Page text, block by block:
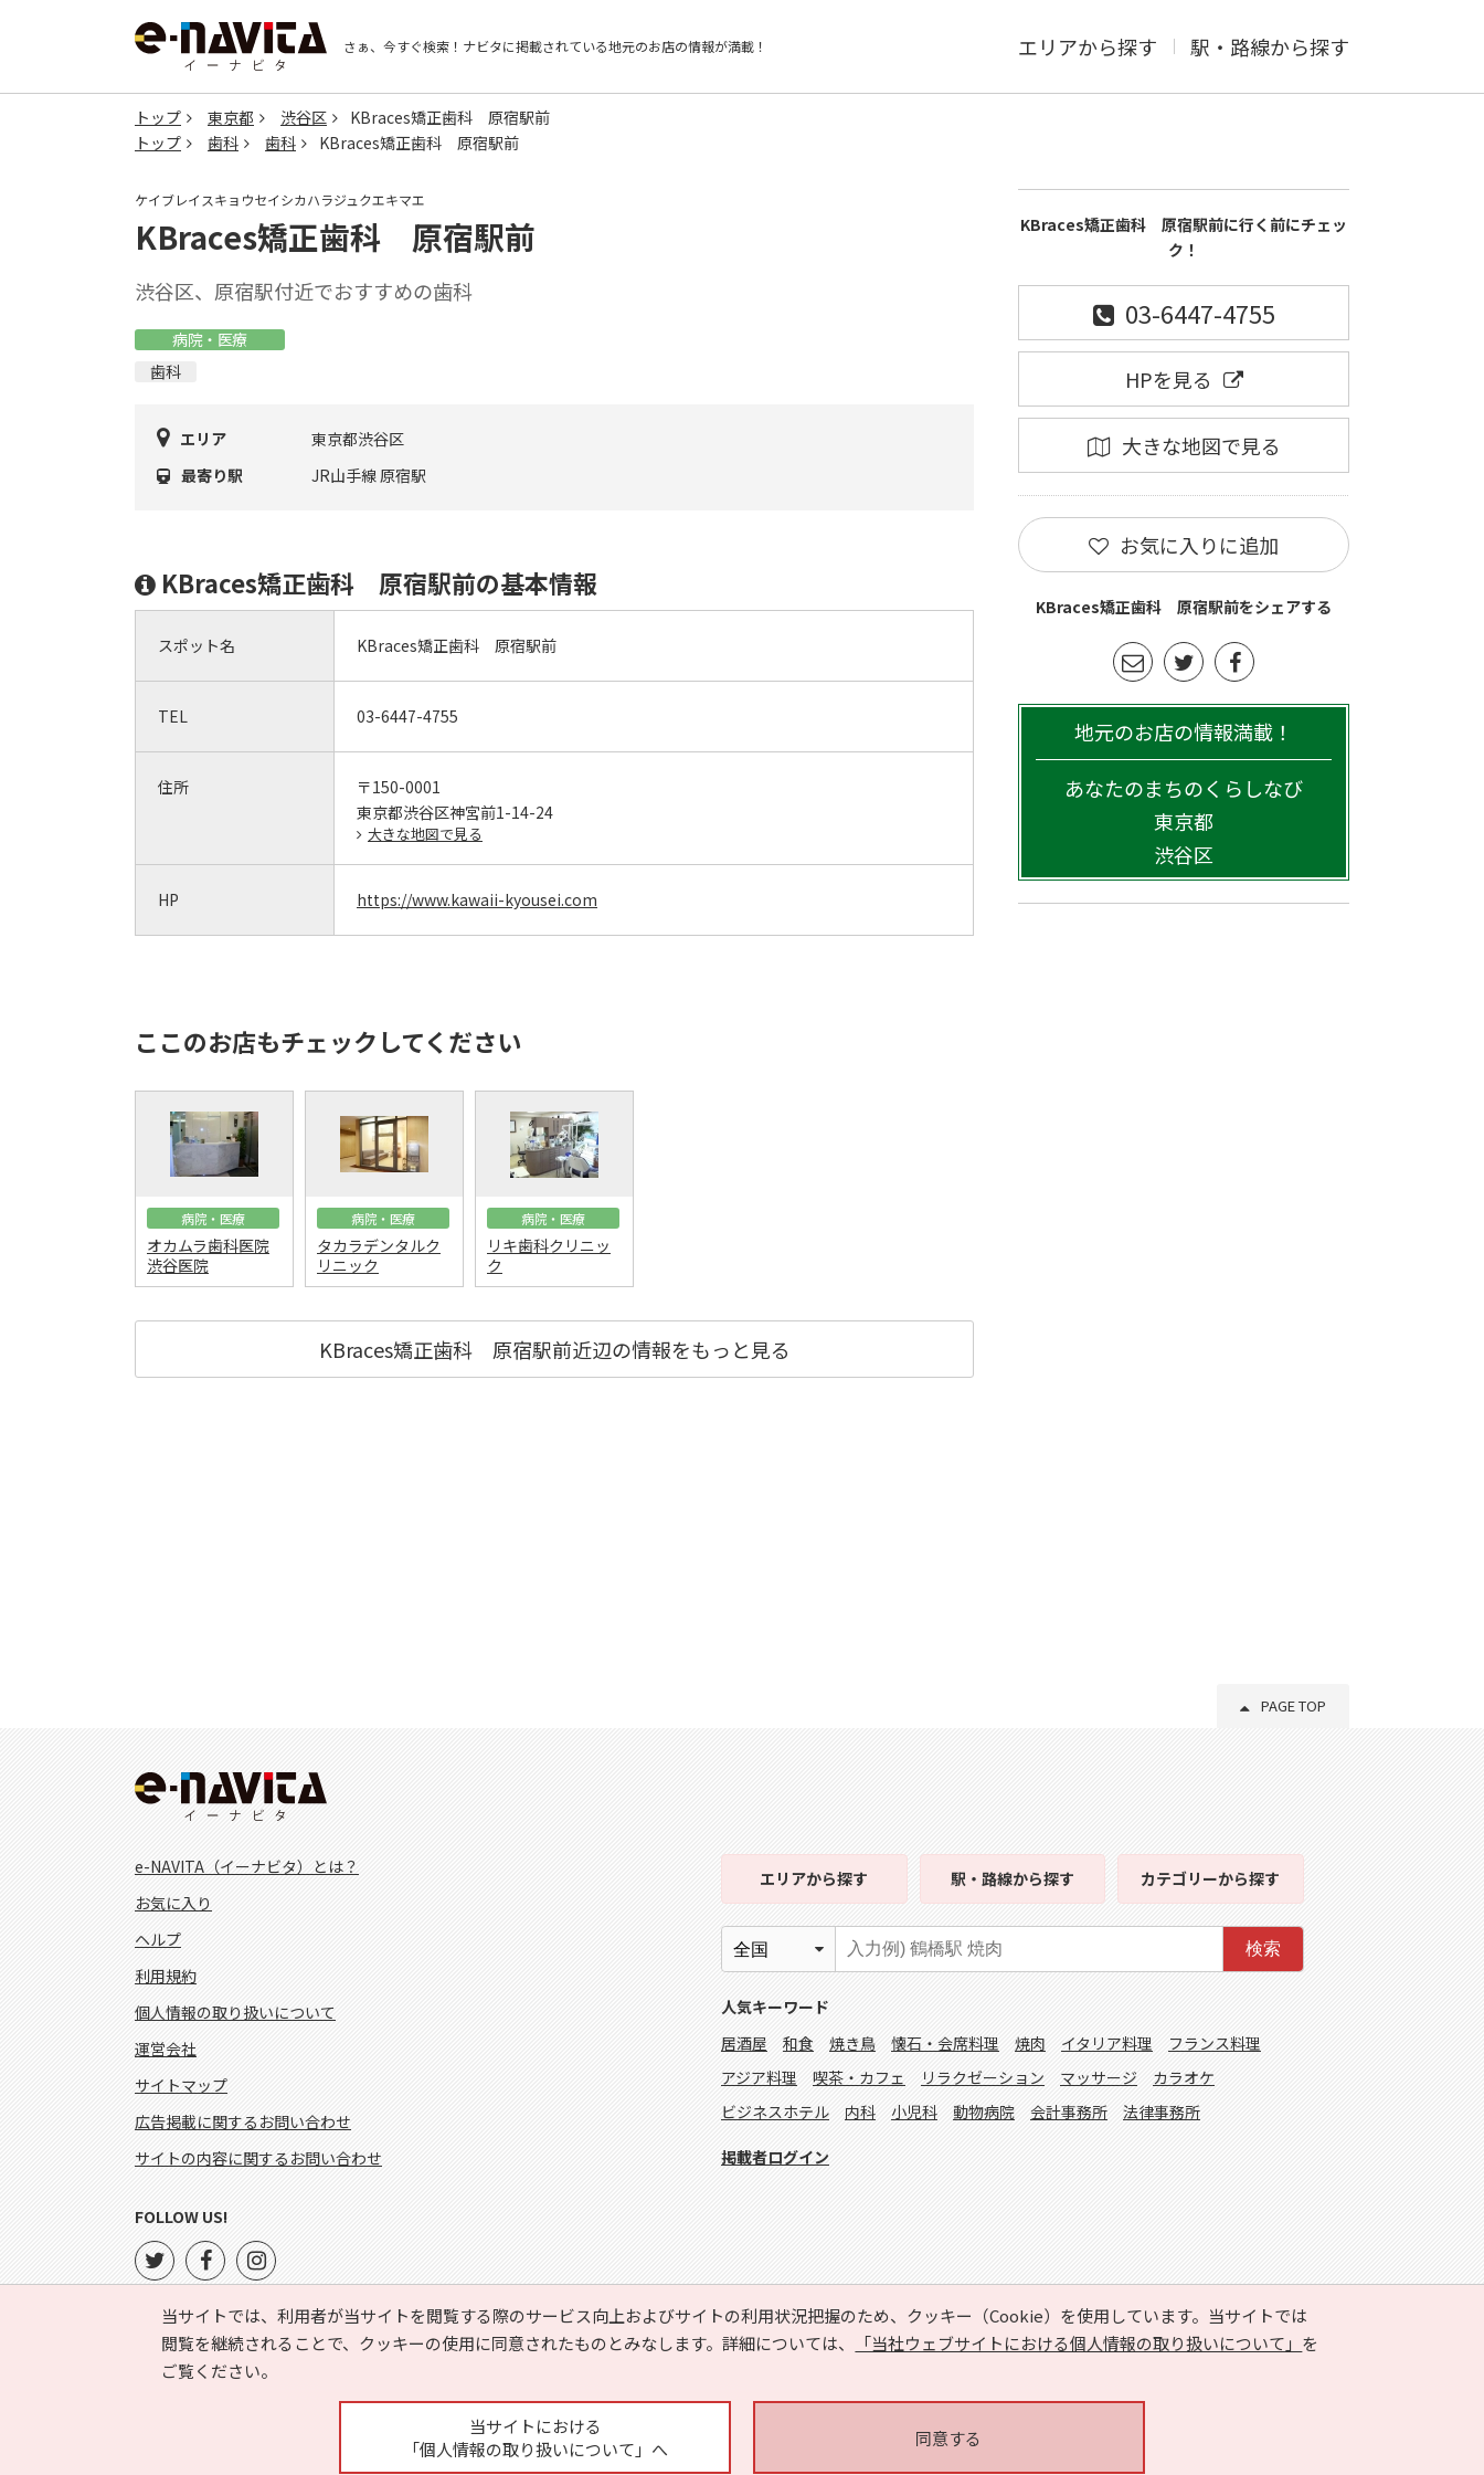
さぁ、今すぐ検索！ ナビタに掲載されている地元のお店の情報が満載！ エリアから探す 駅・路線から探す
トップ 東京都 渋谷区
KBraces矯正歯科 原宿駅前
トップ
歯科 歯科 KBraces矯正歯科 原宿駅前
ケイブレイスキョウセイシカハラジュクエキマエ
KBraces矯正歯科 原宿駅前
渋谷区、原宿駅付近でおすすめの歯科
病院・医療
歯科
エリア
東京都渋谷区
最寄り駅
JR山手線 原宿駅
KBraces矯正歯科 原宿駅前の基本情報
スポット名 KBraces矯正歯科 原宿駅前
TEL 03-6447-4755
住所
〒150-0001
東京都渋谷区神宮前1-14-24
大きな地図で見る
HP https://www.kawaii-kyousei.com
ここのお店もチェックしてください
病院・医療
オカムラ歯科医院
渋谷医院
病院・医療
タカラデンタルク
リニック
病院・医療
リキ歯科クリニッ
ク
KBraces矯正歯科 原宿駅前近辺の情報をもっと見る
KBraces矯正歯科 原宿駅前に行く前にチェッ
ク！
03-6447-4755
HPを見る
大きな地図で見る
お気に入りに追加
KBraces矯正歯科 原宿駅前をシェアする
地元のお店の情報満載！
あなたのまちのくらしなび
東京都
渋谷区
PAGE TOP
当サイトでは、利用者が当サイトを閲覧する際のサービス向上およびサイトの利用状況把握のため、クッキー（Cookie）を使用しています。当サイトでは
閲覧を継続されることで、クッキーの使用に同意されたものとみなします。詳細については、
「当社ウェブサイトにおける個人情報の取り扱いについて」 を
ご覧ください。
当サイトにおける
「個人情報の取り扱いについて」へ
同意する
e-NAVITA（イーナビタ）とは？
お気に入り
ヘルプ
利用規約
個人情報の取り扱いについて
運営会社
サイトマップ
広告掲載に関するお問い合わせ
サイトの内容に関するお問い合わせ
エリアから探す 駅・路線から探す カテゴリーから探す
検索
人気キーワード
居酒屋
和食 焼き鳥 懐石・会席料理 焼肉 イタリア料理
フランス料理
アジア料理
喫茶・カフェ リラクゼーション マッサージ
カラオケ
ビジネスホテル
内科 小児科 動物病院 会計事務所 法律事務所
掲載者ログイン
FOLLOW US!
Copyright © HYOJITO.Co.,Ltd. All Rights Reserved.